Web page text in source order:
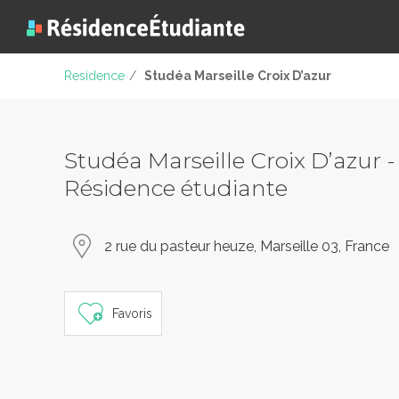
Residence / Studéa Marseille Croix D’azur
Studéa Marseille Croix D’azur -
Résidence étudiante
2 rue du pasteur heuze, Marseille 03, France
Favoris